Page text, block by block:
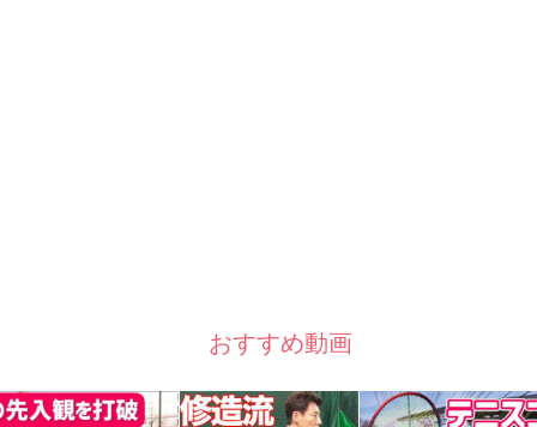
おすすめ動画